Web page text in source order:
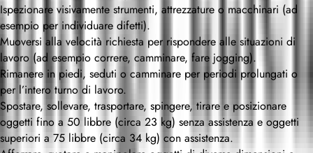
Ispezionare visivamente strumenti, attrezzature o macchinari (ad
esempio per individuare difetti).
Muoversi alla velocità richiesta per rispondere alle situazioni di
lavoro (ad esempio correre, camminare, fare jogging).
Rimanere in piedi, seduti o camminare per periodi prolungati o
per l’intero turno di lavoro.
Spostare, sollevare, trasportare, spingere, tirare e posizionare
oggetti fino a 50 libbre (circa 23 kg) senza assistenza e oggetti
superiori a 75 libbre (circa 34 kg) con assistenza.